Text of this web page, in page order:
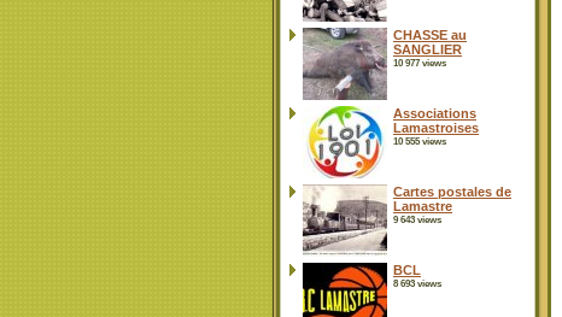
CHASSE au
SANGLIER
10 977 views
Associations
Lamastroises
10 555 views
Cartes postales de
Lamastre
9 643 views
BCL
8 693 views